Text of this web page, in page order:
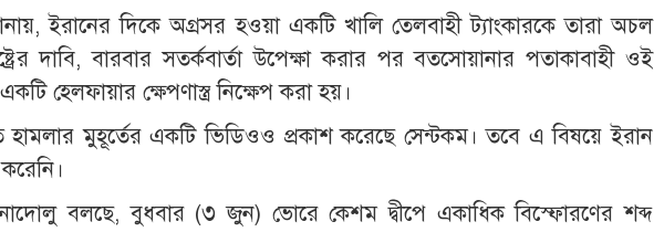
ইরানের দিকে অগ্রসর হওয়া একটি খালি তেলবাহী ট্যাংকারকে তারা অচল
দাবি, বারবার সতর্কবার্তা উপেক্ষা করার পর বতসোয়ানার পতাকাবাহী ওই
হেলফায়ার ক্ষেপণাস্ত্র নিক্ষেপ করা হয়।
হামলার মুহূর্তের একটি ভিডিওও প্রকাশ করেছে সেন্টকম। তবে এ বিষয়ে ইরান
বলছে, বুধবার (৩ জুন) ভোরে কেশম দ্বীপে একাধিক বিস্ফোরণের শব্দ